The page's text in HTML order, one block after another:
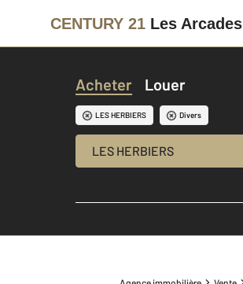
CENTURY 21 Les Arcades
Acheter Louer
LES HERBIERS Divers
LES HERBIERS